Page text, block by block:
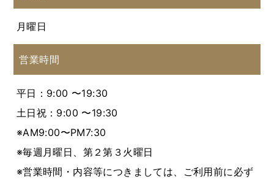
月曜日
営業時間
平日：9:00 〜19:30
土日祝：9:00 〜19:30
※AM9:00〜PM7:30
※毎週月曜日、第２第３火曜日
※営業時間・内容等につきましては、ご利用前に必ず